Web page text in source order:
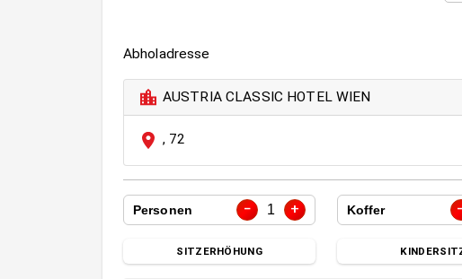
Abholadresse
AUSTRIA CLASSIC HOTEL WIEN
, 72
Personen − 1 + Koffer
SITZERHÖHUNG